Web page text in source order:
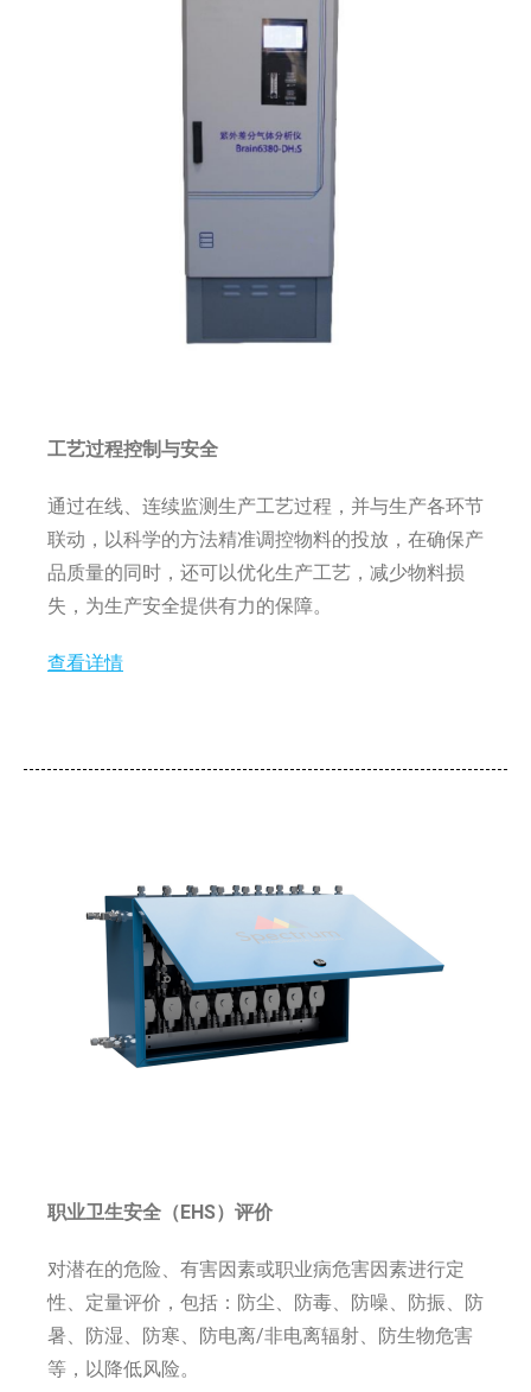
工艺过程控制与安全
通过在线、连续监测生产工艺过程，并与生产各环节
联动，以科学的方法精准调控物料的投放，在确保产
品质量的同时，还可以优化生产工艺，减少物料损
失，为生产安全提供有力的保障。
查看详情
职业卫生安全（EHS）评价
对潜在的危险、有害因素或职业病危害因素进行定
性、定量评价，包括：防尘、防毒、防噪、防振、防
暑、防湿、防寒、防电离/非电离辐射、防生物危害
等，以降低风险。